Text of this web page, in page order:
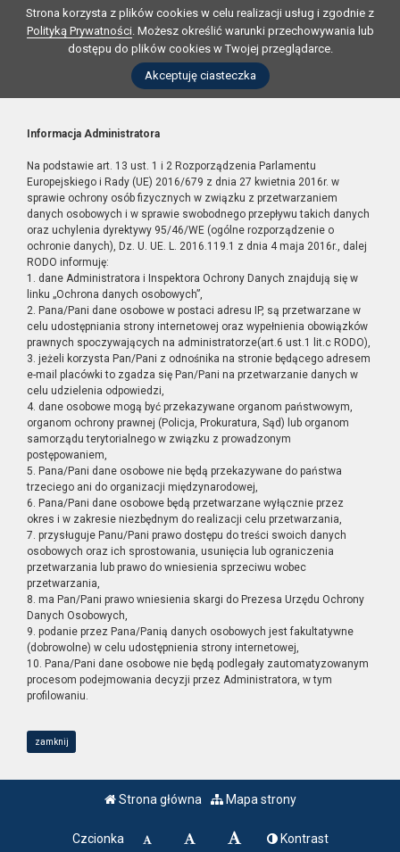
Strona korzysta z plików cookies w celu realizacji usług i zgodnie z
Polityką Prywatności. Możesz określić warunki przechowywania lub
dostępu do plików cookies w Twojej przeglądarce.
Akceptuję ciasteczka
Informacja Administratora
Na podstawie art. 13 ust. 1 i 2 Rozporządzenia Parlamentu
Europejskiego i Rady (UE) 2016/679 z dnia 27 kwietnia 2016r. w
sprawie ochrony osób fizycznych w związku z przetwarzaniem
danych osobowych i w sprawie swobodnego przepływu takich danych
oraz uchylenia dyrektywy 95/46/WE (ogólne rozporządzenie o
ochronie danych), Dz. U. UE. L. 2016.119.1 z dnia 4 maja 2016r., dalej
RODO informuję:
1. dane Administratora i Inspektora Ochrony Danych znajdują się w
linku „Ochrona danych osobowych”,
2. Pana/Pani dane osobowe w postaci adresu IP, są przetwarzane w
celu udostępniania strony internetowej oraz wypełnienia obowiązków
prawnych spoczywających na administratorze(art.6 ust.1 lit.c RODO),
3. jeżeli korzysta Pan/Pani z odnośnika na stronie będącego adresem
e-mail placówki to zgadza się Pan/Pani na przetwarzanie danych w
celu udzielenia odpowiedzi,
4. dane osobowe mogą być przekazywane organom państwowym,
organom ochrony prawnej (Policja, Prokuratura, Sąd) lub organom
samorządu terytorialnego w związku z prowadzonym
postępowaniem,
5. Pana/Pani dane osobowe nie będą przekazywane do państwa
trzeciego ani do organizacji międzynarodowej,
6. Pana/Pani dane osobowe będą przetwarzane wyłącznie przez
okres i w zakresie niezbędnym do realizacji celu przetwarzania,
7. przysługuje Panu/Pani prawo dostępu do treści swoich danych
osobowych oraz ich sprostowania, usunięcia lub ograniczenia
przetwarzania lub prawo do wniesienia sprzeciwu wobec
przetwarzania,
8. ma Pan/Pani prawo wniesienia skargi do Prezesa Urzędu Ochrony
Danych Osobowych,
9. podanie przez Pana/Panią danych osobowych jest fakultatywne
(dobrowolne) w celu udostępnienia strony internetowej,
10. Pana/Pani dane osobowe nie będą podlegały zautomatyzowanym
procesom podejmowania decyzji przez Administratora, w tym
profilowaniu.
zamknij
Strona główna Mapa strony
Czcionka Kontrast